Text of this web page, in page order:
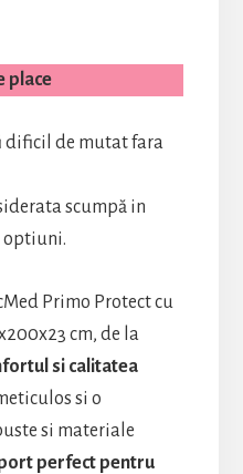
place
dificil de mutat fara
scumpă in
optiuni.
Primo Protect cu
cm, de la
si calitatea
si o
si materiale
perfect pentru